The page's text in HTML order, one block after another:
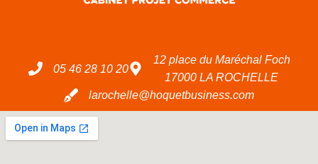
05 46 28 10 20
12 place du Maréchal Foch
17000 LA ROCHELLE
larochelle@hoquetbusiness.com